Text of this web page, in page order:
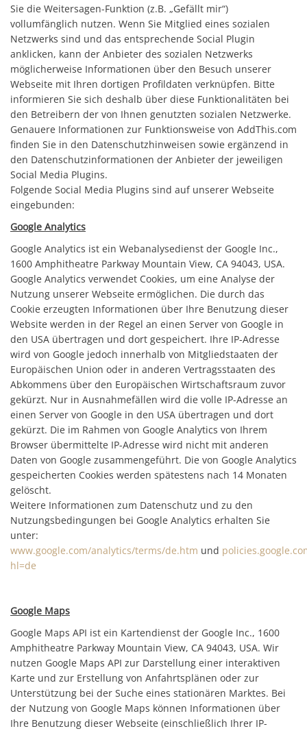
Sie die Weitersagen-Funktion (z.B. „Gefällt mir“)
vollumfänglich nutzen. Wenn Sie Mitglied eines sozialen
Netzwerks sind und das entsprechende Social Plugin
anklicken, kann der Anbieter des sozialen Netzwerks
möglicherweise Informationen über den Besuch unserer
Webseite mit Ihren dortigen Profildaten verknüpfen. Bitte
informieren Sie sich deshalb über diese Funktionalitäten bei
den Betreibern der von Ihnen genutzten sozialen Netzwerke.
Genauere Informationen zur Funktionsweise von AddThis.com
finden Sie in den Datenschutzhinweisen sowie ergänzend in
den Datenschutzinformationen der Anbieter der jeweiligen
Social Media Plugins.
Folgende Social Media Plugins sind auf unserer Webseite
eingebunden:
Google Analytics
Google Analytics ist ein Webanalysedienst der Google Inc.,
1600 Amphitheatre Parkway Mountain View, CA 94043, USA.
Google Analytics verwendet Cookies, um eine Analyse der
Nutzung unserer Webseite ermöglichen. Die durch das
Cookie erzeugten Informationen über Ihre Benutzung dieser
Website werden in der Regel an einen Server von Google in
den USA übertragen und dort gespeichert. Ihre IP-Adresse
wird von Google jedoch innerhalb von Mitgliedstaaten der
Europäischen Union oder in anderen Vertragsstaaten des
Abkommens über den Europäischen Wirtschaftsraum zuvor
gekürzt. Nur in Ausnahmefällen wird die volle IP-Adresse an
einen Server von Google in den USA übertragen und dort
gekürzt. Die im Rahmen von Google Analytics von Ihrem
Browser übermittelte IP-Adresse wird nicht mit anderen
Daten von Google zusammengeführt. Die von Google Analytics
gespeicherten Cookies werden spätestens nach 14 Monaten
gelöscht.
Weitere Informationen zum Datenschutz und zu den
Nutzungsbedingungen bei Google Analytics erhalten Sie
unter:
www.google.com/analytics/terms/de.htm und
hl=de
Google Maps
Google Maps API ist ein Kartendienst der Google Inc., 1600
Amphitheatre Parkway Mountain View, CA 94043, USA. Wir
nutzen Google Maps API zur Darstellung einer interaktiven
Karte und zur Erstellung von Anfahrtsplänen oder zur
Unterstützung bei der Suche eines stationären Marktes. Bei
der Nutzung von Google Maps können Informationen über
Ihre Benutzung dieser Webseite (einschließlich Ihrer IP-